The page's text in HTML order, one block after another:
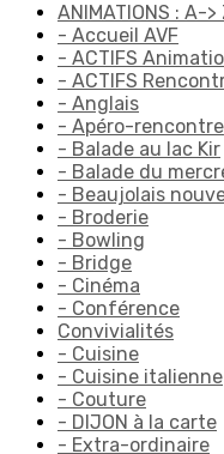
ANIMATIONS : A->
- Accueil AVF
- ACTIFS
- ACTIFS
- Anglais
- Apéro-rencontre
- Balade au lac Kir
- Balade du
- Beaujolais
- Broderie
- Bowling
- Bridge
- Cinéma
- Conférence
Convivialités
- Cuisine
- Cuisine italienne
- Couture
- DIJON à la carte
- Extra-ordinaire